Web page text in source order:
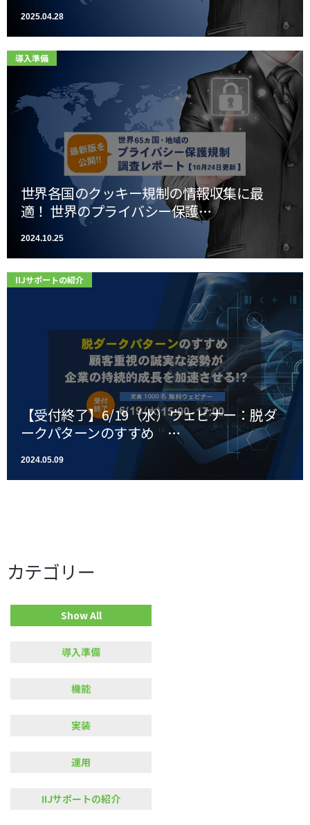
2025.04.28
導入準備
世界各国のクッキー規制の情報収集に最
適！ 世界のプライバシー保護…
2024.10.25
IIJサポートの紹介
【受付終了】6/19（水）ウェビナー：脱ダ
ークパターンのすすめ …
2024.05.09
カテゴリー
Show All
導入準備
機能
実装
運用
IIJサポートの紹介